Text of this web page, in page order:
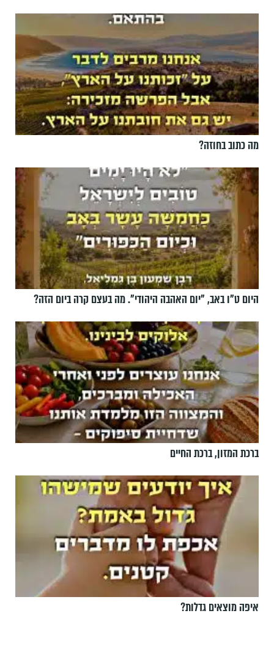
מה כתוב בחוזה?
היום ט"ו באב, ”יום האהבה היהודי". מה בעצם קרה ביום הזה?
ברכת המזון, ברכת החיים
איפה מוצאים גדלות?